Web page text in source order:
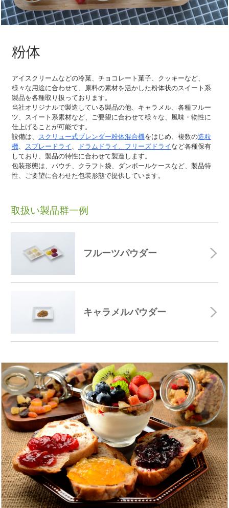
粉体
アイスクリームなどの冷菓、チョコレート菓子、クッキーなど、
様々な用途に合わせて、原料の素材を活かした粉体状のスイート系
製品を各種取り扱っております。
当社オリジナルで製造している製品の他、キャラメル、各種フルー
ツ、スイート系素材など、ご要望に合わせて様々な、風味・物性に
仕上げることが可能です。
設備は、
スクリュー式ブレンダー粉体混合機をはじめ、複数の造粒
機、 スプレードライ ドラムドライ フリーズドライ など各種保有
しており、製品の特性に合わせて製造します。
包装形態は、パウチ、クラフト袋、ダンボールケースなど、製品特
性、ご要望に合わせた包装形態で提供しています。
取扱い製品群一例
フルーツパウダー
キャラメルパウダー